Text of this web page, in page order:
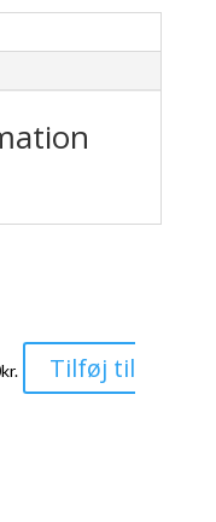
kr. Tilføj til